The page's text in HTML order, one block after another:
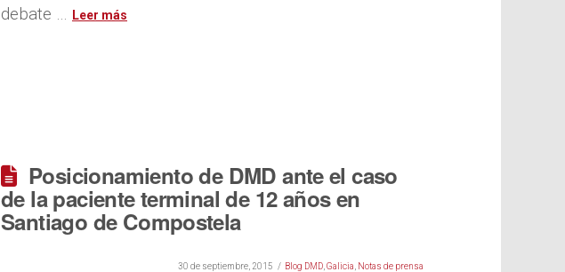
debate …
Posicionamiento de DMD ante el caso
de la paciente terminal de 12 años en
Santiago de Compostela
30 de septiembre, 2015 Blog DMD ,Galicia Notas de prensa